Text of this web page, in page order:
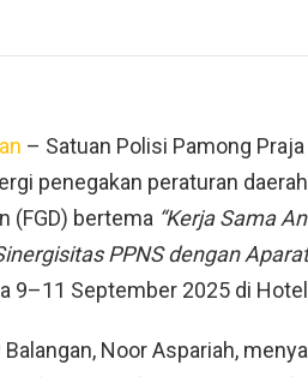
– Satuan Polisi Pamong
penegakan peraturan
(FGD) bertema “Kerja Sama
PPNS dengan
9–11 September 2025 di
Balangan, Noor Aspariah,